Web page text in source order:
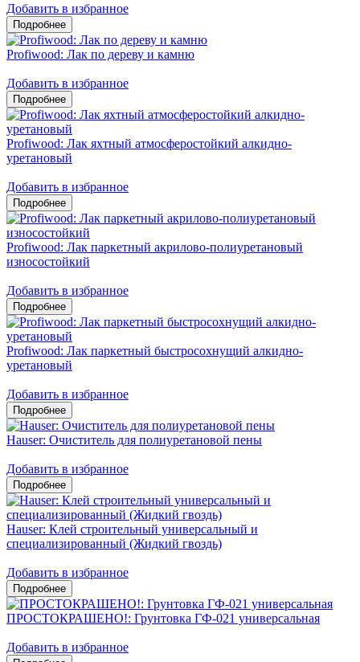
Добавить в избранное
Profiwood: Лак по дереву и камню
Добавить в избранное
Profiwood: Лак яхтный атмосферостойкий алкидно-
уретановый
Добавить в избранное
Profiwood: Лак паркетный акрилово-полиуретановый
износостойкий
Добавить в избранное
Profiwood: Лак паркетный быстросохнущий алкидно-
уретановый
Добавить в избранное
Hauser: Очиститель для полиуретановой пены
Добавить в избранное
Hauser: Клей строительный универсальный и
специализированный (Жидкий гвоздь)
Добавить в избранное
ПРОСТОКРАШЕНО!: Грунтовка ГФ-021 универсальная
Добавить в избранное